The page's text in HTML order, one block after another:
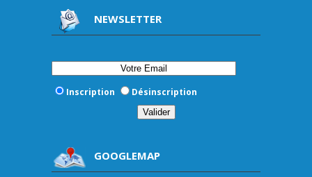
NEWSLETTER
Inscription Désinscription
GOOGLEMAP